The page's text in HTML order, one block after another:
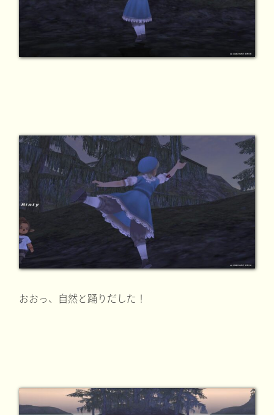
おおっ、自然と踊りだした！